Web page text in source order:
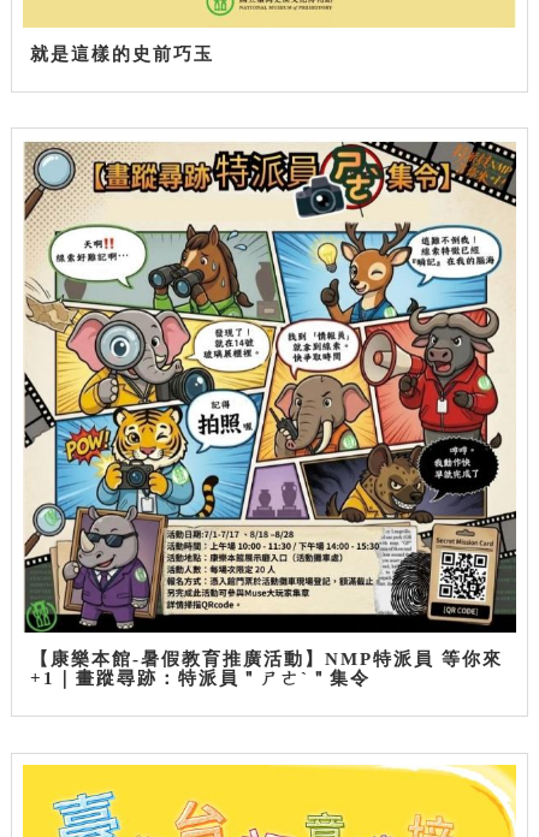
就是這樣的史前巧玉
【康樂本館-暑假教育推廣活動】NMP特派員 等你來
+1｜畫蹤尋跡：特派員＂ㄕㄜˋ＂集令